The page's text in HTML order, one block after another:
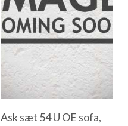
Ask sæt 54 U OE sofa,